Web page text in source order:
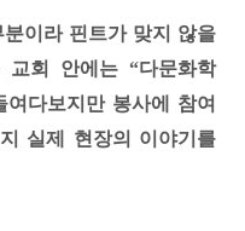
이라 핀트가 맞지 않을
교회 안에는“다문화학
여다보지만 봉사에 참여
실제 현장의 이야기를